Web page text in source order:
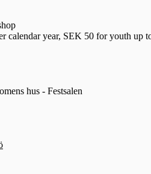
calendar year, SEK 50 for youth up
hus - Festsalen